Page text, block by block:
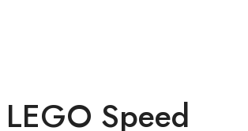
LEGO Speed